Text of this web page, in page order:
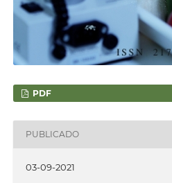
PDF
PUBLICADO
03-09-2021